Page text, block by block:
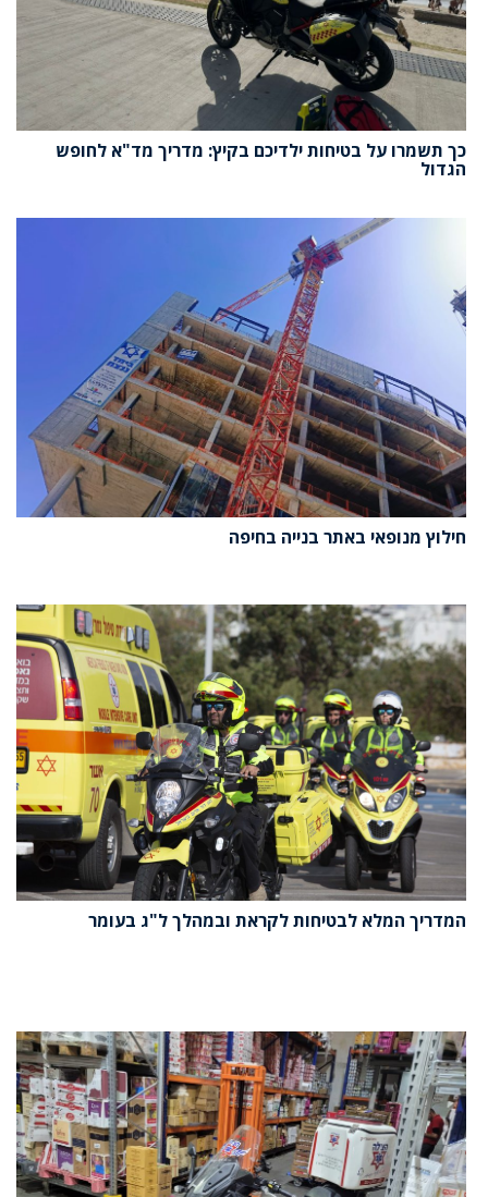
כך תשמרו על בטיחות ילדיכם בקיץ: מדריך מד"א לחופש
הגדול
חילוץ מנופאי באתר בנייה בחיפה
המדריך המלא לבטיחות לקראת ובמהלך ל"ג בעומר